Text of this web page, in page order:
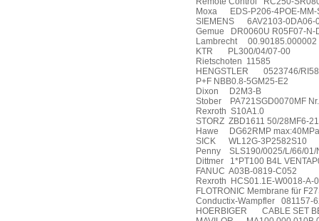
Moxa
EDS-P206-4POE-
SIEMENS
6AV2103-0DA06-
Gemue
DR0060U R05F07-N-
Lambrecht
00.90185.000002
KTR
PL300/04/07-00
Rietschoten 11585
HENGSTLER
0523746/
P+F NBB0.8-5GM25-E2
Dixon
D2M3-B
Stober
PA721SGD0070MF
Rexroth S10A1.0
STORZ ZBD1611 50/28MF6-
Hawe
DG62RMP
SICK
WL12G-3P2582S10
Penny
SLS190/0025/L/66/01/
Dittmer
1*PT100 B4L
FANUC A03B-0819-C052
Rexroth
HCS01.1E-W0018-A-
FLOTRONIC Membrane für
Conductix-Wampfler
081157-
HOERBIGER
CABLE SET